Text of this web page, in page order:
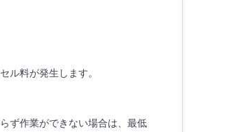
ル料が発生します。
ず作業ができない場合は、最低